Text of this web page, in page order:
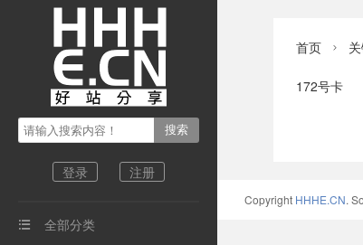
登录 注册
 全部分类
首页 
172号卡
Copyright HHHE.CN.